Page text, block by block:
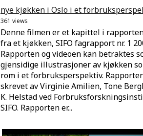
nye kjøkken i Oslo i et
361 views
Denne filmen er et kapittel i
fra et kjøkken, SIFO fagrapport nr. 1
Rapporten og videoen kan betraktes
gjensidige illustrasjoner av kjøkken
rom i et forbruksperspektiv.
skrevet av Virginie Amilien, Tone
K. Helstad ved
SIFO. Rapporten er...